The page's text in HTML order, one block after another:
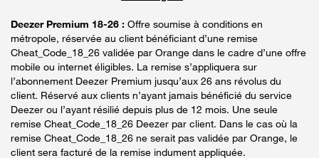
Deezer Premium 18-26 : Offre soumise à conditions en
métropole, réservée au client bénéficiant d’une remise
Cheat_Code_18_26 validée par Orange dans le cadre d’une offre
mobile ou internet éligibles. La remise s’appliquera sur
l’abonnement Deezer Premium jusqu’aux 26 ans révolus du
client. Réservé aux clients n’ayant jamais bénéficié du service
Deezer ou l’ayant résilié depuis plus de 12 mois. Une seule
remise Cheat_Code_18_26 Deezer par client. Dans le cas où la
remise Cheat_Code_18_26 ne serait pas validée par Orange, le
client sera facturé de la remise indument appliquée.